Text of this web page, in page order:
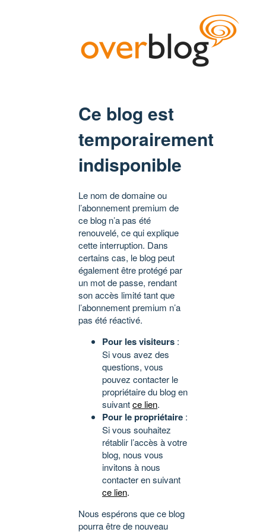
Ce blog est
temporairement
indisponible
Le nom de domaine ou
l’abonnement premium de
ce blog n’a pas été
renouvelé, ce qui explique
cette interruption. Dans
certains cas, le blog peut
également être protégé par
un mot de passe, rendant
son accès limité tant que
l’abonnement premium n’a
pas été réactivé.
Pour les visiteurs :
Si vous avez des
questions, vous
pouvez contacter le
propriétaire du blog en
suivantce lien.
Pour le propriétaire :
Si vous souhaitez
rétablir l’accès à votre
blog, nous vous
invitons à nous
contacter en suivant
ce lien.
Nous espérons que ce blog
pourra être de nouveau